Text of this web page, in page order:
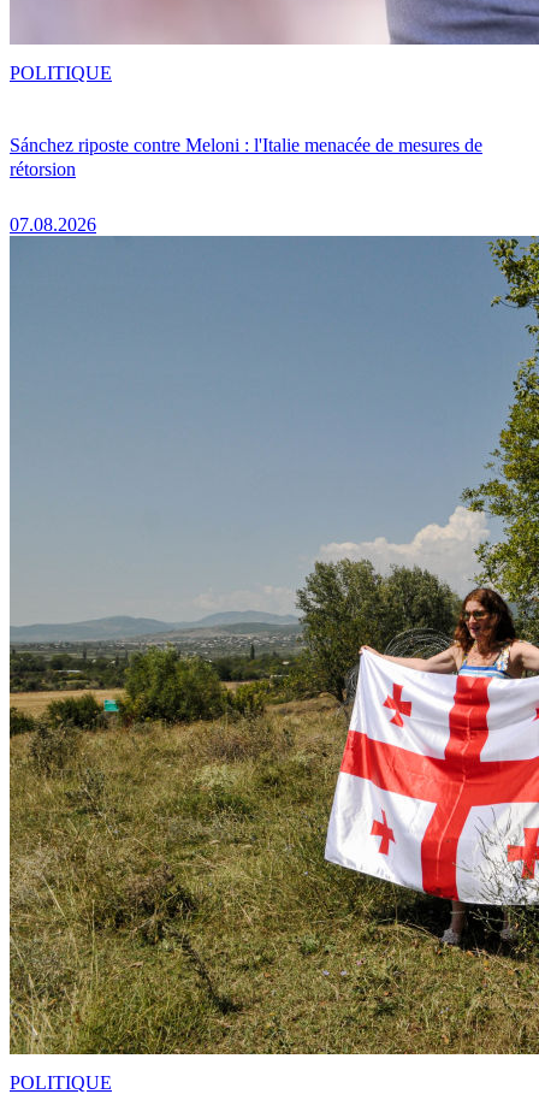
Sánchez riposte contre Meloni : l'Italie menacée de mesures de
rétorsion
07.08.2026
POLITIQUE
POLITIQUE